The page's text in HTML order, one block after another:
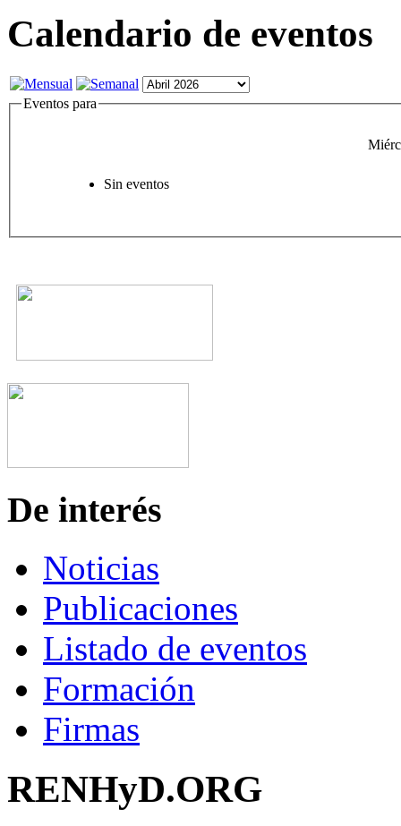
Calendario de eventos
Eventos para
Sin eventos
De interés
Noticias
Publicaciones
Listado de eventos
Formación
Firmas
RENHyD.ORG